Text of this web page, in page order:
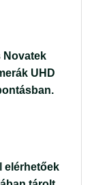
Novatek
UHD
elérhetőek